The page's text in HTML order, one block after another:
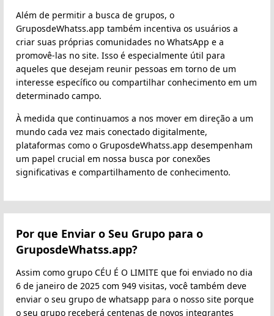
Além de permitir a busca de grupos, o
GruposdeWhatss.app também incentiva os usuários a
criar suas próprias comunidades no WhatsApp e a
promovê-las no site. Isso é especialmente útil para
aqueles que desejam reunir pessoas em torno de um
interesse específico ou compartilhar conhecimento em um
determinado campo.
À medida que continuamos a nos mover em direção a um
mundo cada vez mais conectado digitalmente,
plataformas como o GruposdeWhatss.app desempenham
um papel crucial em nossa busca por conexões
significativas e compartilhamento de conhecimento.
Por que Enviar o Seu Grupo para o
GruposdeWhatss.app?
Assim como grupo CÉU É O LIMITE que foi enviado no dia
6 de janeiro de 2025 com 949 visitas, você também deve
enviar o seu grupo de whatsapp para o nosso site porque
o seu grupo receberá centenas de novos integrantes